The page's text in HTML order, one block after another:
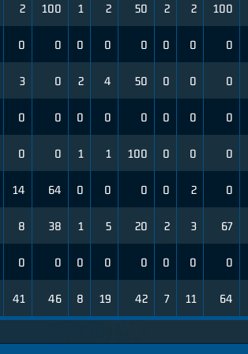
2 100 1 2 50 2 2 100
0 0 0 0 0 0 0 0
3 0 2 4 50 0 0 0
0 0 0 0 0 0 0 0
0 0 1 1 100 0 0 0
14 64 0 0 0 0 2 0
8 38 1 5 20 2 3 67
0 0 0 0 0 0 0 0
41 46 8 19 42 7 11 64